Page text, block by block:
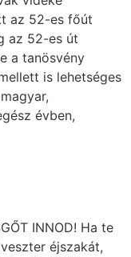
az 52-es főút
az 52-es út
a tanösvény
is lehetséges
évben,
INNOD! Ha te
éjszakát,